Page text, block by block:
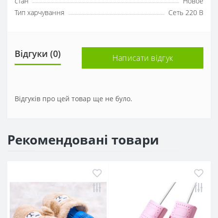
Тип харчування
Сеть 220 В
Відгуки (0) Написати відгук
Відгуків про цей товар ще не було.
Рекомендовані товари